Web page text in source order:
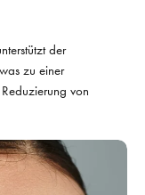
der
zu einer
von